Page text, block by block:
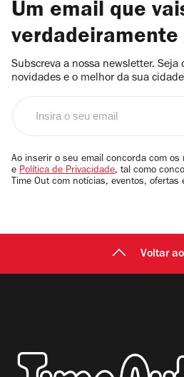
Um email que
verdadeiramente
Subscreva a nossa newsletter.
novidades e o melhor da sua
email
Ao inserir o seu email concorda com os
e Política de Privacidade, tal como
Time Out com notícias, eventos, ofertas
Voltar